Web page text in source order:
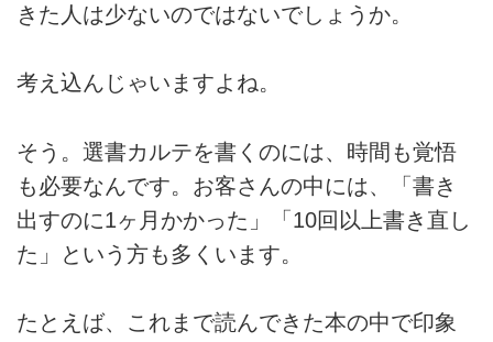
きた人は少ないのではないでしょうか。
考え込んじゃいますよね。
そう。選書カルテを書くのには、時間も覚悟
も必要なんです。お客さんの中には、「書き
出すのに1ヶ月かかった」「10回以上書き直し
た」という方も多くいます。
たとえば、これまで読んできた本の中で印象